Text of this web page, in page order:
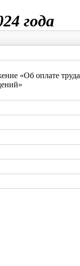
года
«Об оплате труда